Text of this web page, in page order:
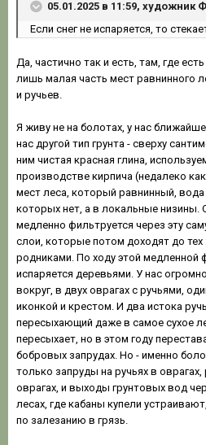
05.01.2025 в 11:59, художник
Если снег не испаряется, то
Да, частично так и есть, там, где
лишь малая часть мест равнинного
и ручьев.
Я живу не на болотах, у нас
нас другой тип грунта - сверху
ним чистая красная глина,
производстве кирпича (недалеко
мест леса, который равнинный, вода
которых нет, а в локальные низины.
медленно фильтруется через эту
слои, которые потом доходят до
родниками. По ходу этой медленной
испаряется деревьями. У нас
вокруг, в двух оврагах с ручьями,
иконкой и крестом. И два истока
пересыхающий даже в самое сухое
пересыхает, но в этом году
бобровых запрудах. Но - именно
только запруды на ручьях в
оврагах, и выходы грунтовых вод
лесах, где кабаны купели
по залезанию в грязь.